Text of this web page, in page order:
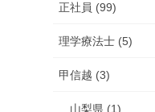
正社員 (99)
理学療法士 (5)
甲信越 (3)
山梨県 (1)